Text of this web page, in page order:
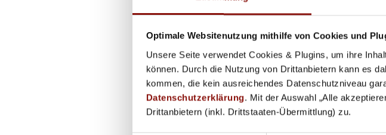
Optimale Websitenutzung mithilfe von Cookies und
Unsere Seite verwendet Cookies & Plugins, um ihre
können. Durch die Nutzung von Drittanbietern kann es
kommen, die kein ausreichendes Datenschutzniveau
Datenschutzerklärung. Mit der Auswahl „Alle
Drittanbietern (inkl. Drittstaaten-Übermittlung) zu.